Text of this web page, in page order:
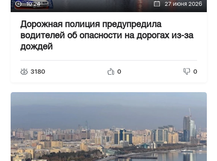
10:24 27 июня 2026
Дорожная полиция предупредила
водителей об опасности на дорогах из-за
дождей
3180 0 0